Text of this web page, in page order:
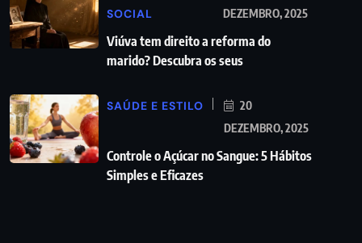
SOCIAL
DEZEMBRO, 2025
Viúva tem direito a reforma do
marido? Descubra os seus
SAÚDE E ESTILO
20
DEZEMBRO, 2025
Controle o Açúcar no Sangue: 5 Hábitos
Simples e Eficazes